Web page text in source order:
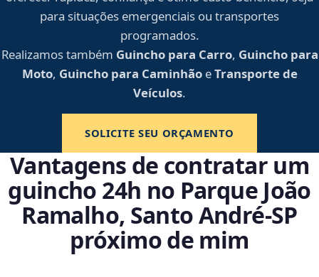
para situações emergenciais ou transportes
programados.
Realizamos também Guincho para Carro, Guincho para
Moto, Guincho para CaminhãoeTransporte de
Veículos.
SOLICITE SEU ORÇAMENTO
Vantagens de contratar um
guincho 24h no Parque João
Ramalho, Santo André‑SP
próximo de mim